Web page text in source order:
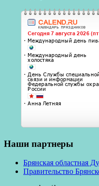
Наши партнеры
Брянская областная
Правительство